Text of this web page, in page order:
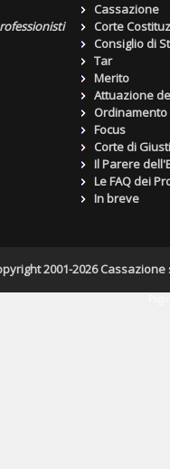
Cassazione
Corte
Consiglio di
Tar
Merito
Attuazione
Focus
Corte di
Il Parere
Le FAQ dei
In breve
2001-2026 Cassazione